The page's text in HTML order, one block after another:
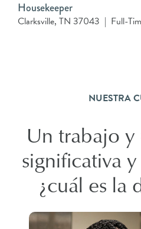
Housekeeper
Clarksville, TN 37043 | Full-
NUESTRA
Un trabajo y
significativa
¿cuál es la